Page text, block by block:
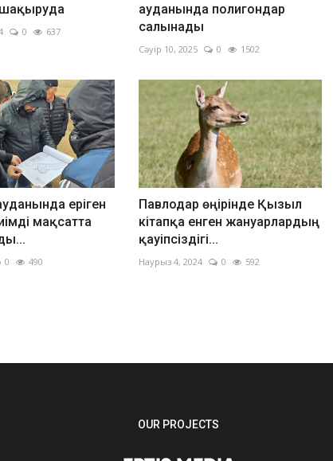
шақыруда
0 637
ауданында полигондар
салынады
Сәуір 10, 2025 0 1502
еріген
мақсатта
0 490
Павлодар өңірінде Қызыл
кітапқа енген жануарлардың
қауіпсіздігі...
Наурыз 4, 2024 0 592
OUR PROJECTS